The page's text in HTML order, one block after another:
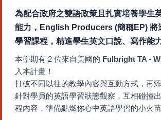
為配合政府之雙語政策且扎實培養學生
能力， English Producers (簡稱EP) 將
學習課程，精進學生英文口說、寫作能力
本學期有 2 位來自美國的 Fulbright TA -
入本計畫！
打破不同以往的教學內容與互動方式，再
針對學員的英語學習狀態觀察，互相碰撞
程內容，準備點燃你心中英語學習的小火